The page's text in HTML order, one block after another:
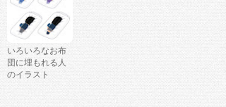
いろいろなお布
団に埋もれる人
のイラスト